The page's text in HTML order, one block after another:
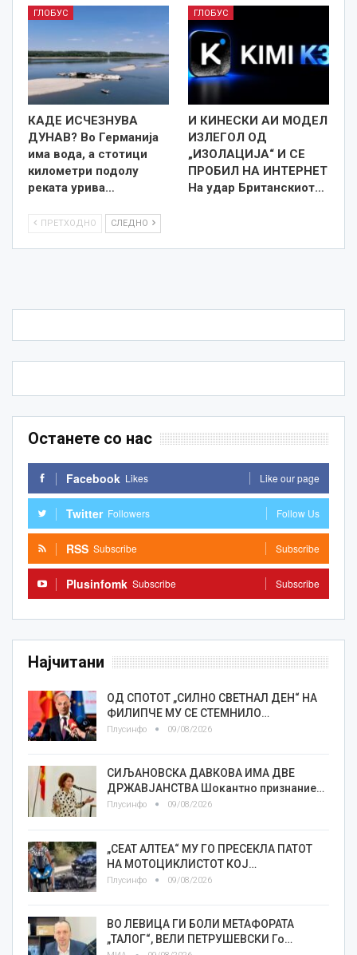
ГЛОБУС
КАДЕ ИСЧЕЗНУВА
ДУНАВ? Во Германија
има вода, а стотици
километри подолу
реката урива…
ГЛОБУС
И КИНЕСКИ АИ МОДЕЛ
ИЗЛЕГОЛ ОД
„ИЗОЛАЦИЈА“ И СЕ
ПРОБИЛ НА ИНТЕРНЕТ
На удар Британскиот…
ПРЕТХОДНО СЛЕДНО
Останете со нас
Facebook Likes Like our page
Twitter Followers Follow Us
RSS Subscribe Subscribe
Plusinfomk Subscribe Subscribe
Најчитани
ОД СПОТОТ „СИЛНО СВЕТНАЛ ДЕН“ НА
ФИЛИПЧЕ МУ СЕ СТЕМНИЛО…
Плусинфо 09/08/2026
СИЉАНОВСКА ДАВКОВА ИМА ДВЕ
ДРЖАВЈАНСТВА Шокантно признание…
Плусинфо 09/08/2026
„СЕАТ АЛТЕА“ МУ ГО ПРЕСЕКЛА ПАТОТ
НА МОТОЦИКЛИСТОТ КОЈ…
Плусинфо 09/08/2026
ВО ЛЕВИЦА ГИ БОЛИ МЕТАФОРАТА
„ТАЛОГ“, ВЕЛИ ПЕТРУШЕВСКИ Го…